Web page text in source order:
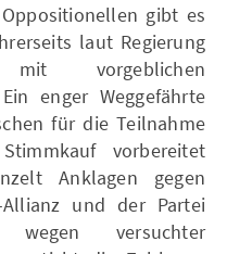
gibt es
laut Regierung
vorgeblichen
enger Weggefährte
für die Teilnahme
vorbereitet
Anklagen gegen
Allianz und der Partei
wegen versuchter